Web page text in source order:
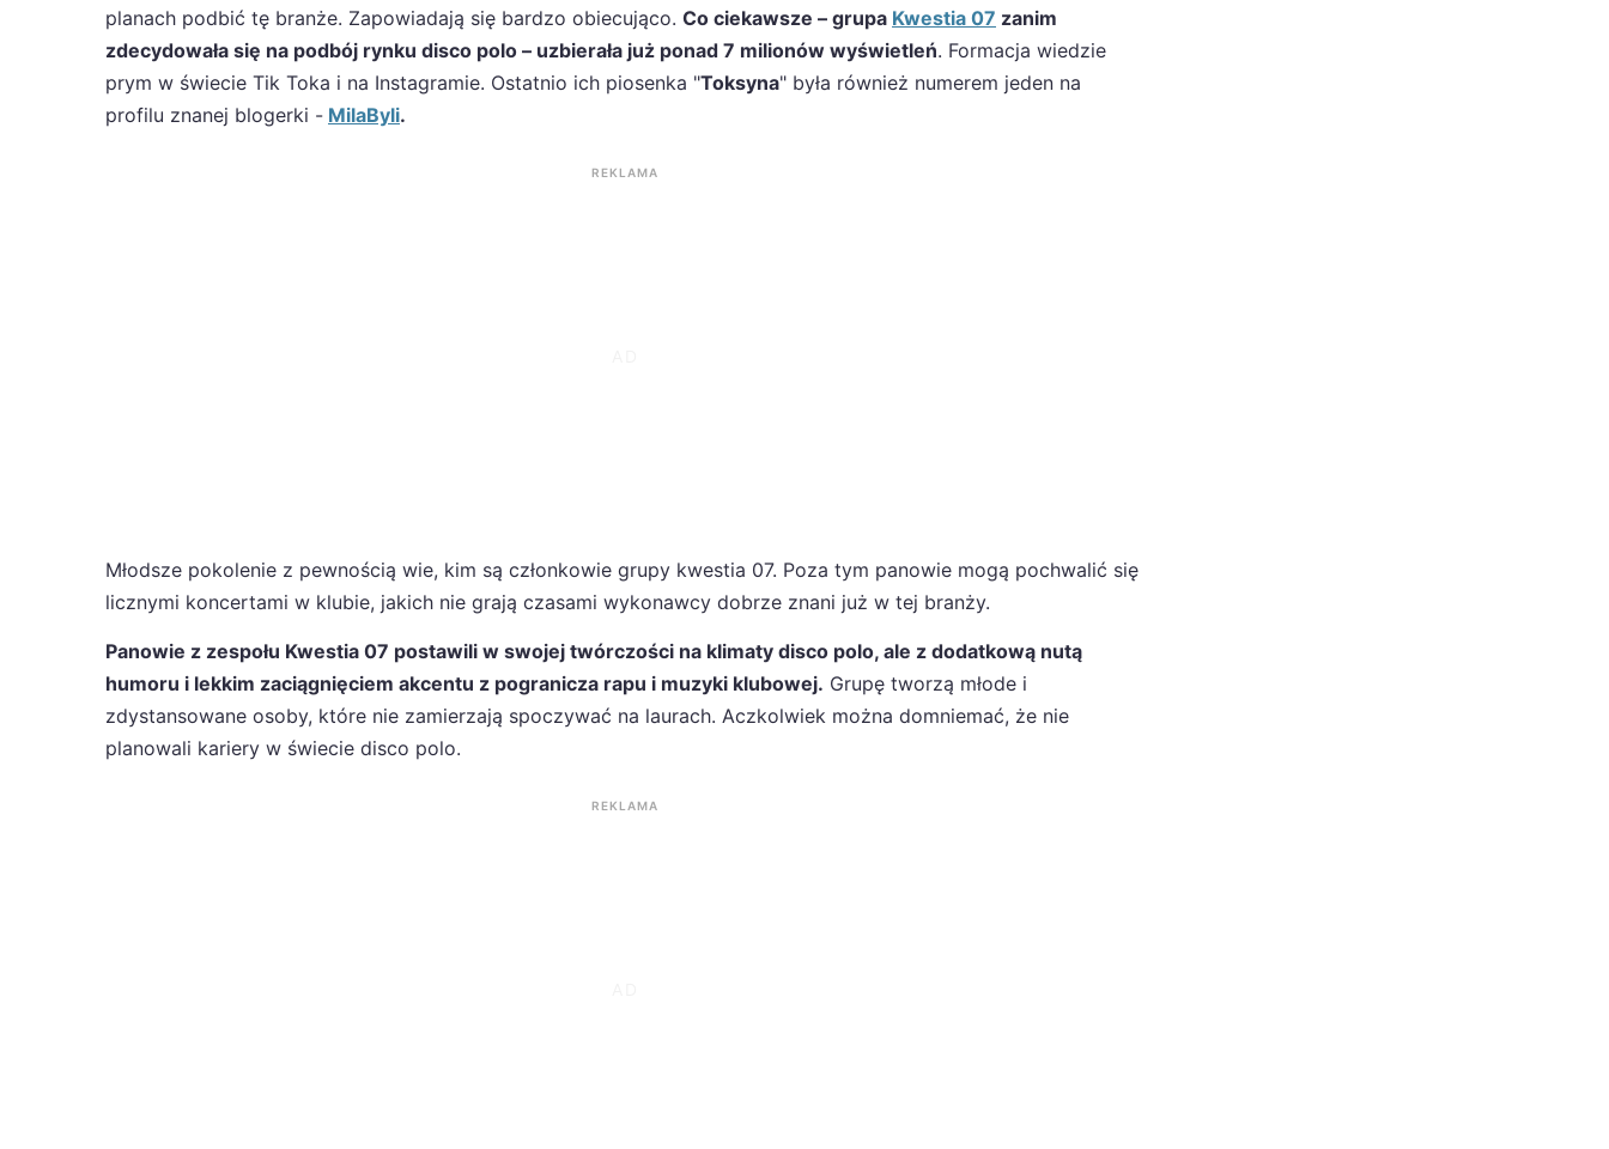
planach podbić tę branże. Zapowiadają się bardzo obiecująco. Co ciekawsze – grupa Kwestia 07 zanim
zdecydowała się na podbój rynku disco polo – uzbierała już ponad 7 milionów wyświetleń. Formacja wiedzie
prym w świecie Tik Toka i na Instagramie. Ostatnio ich piosenka "Toksyna" była również numerem jeden na
profilu znanej blogerki - MilaByli.
REKLAMA
Młodsze pokolenie z pewnością wie, kim są członkowie grupy kwestia 07. Poza tym panowie mogą pochwalić się
licznymi koncertami w klubie, jakich nie grają czasami wykonawcy dobrze znani już w tej branży.
Panowie z zespołu Kwestia 07 postawili w swojej twórczości na klimaty disco polo, ale z dodatkową nutą
humoru i lekkim zaciągnięciem akcentu z pogranicza rapu i muzyki klubowej. Grupę tworzą młode i
zdystansowane osoby, które nie zamierzają spoczywać na laurach. Aczkolwiek można domniemać, że nie
planowali kariery w świecie disco polo.
REKLAMA